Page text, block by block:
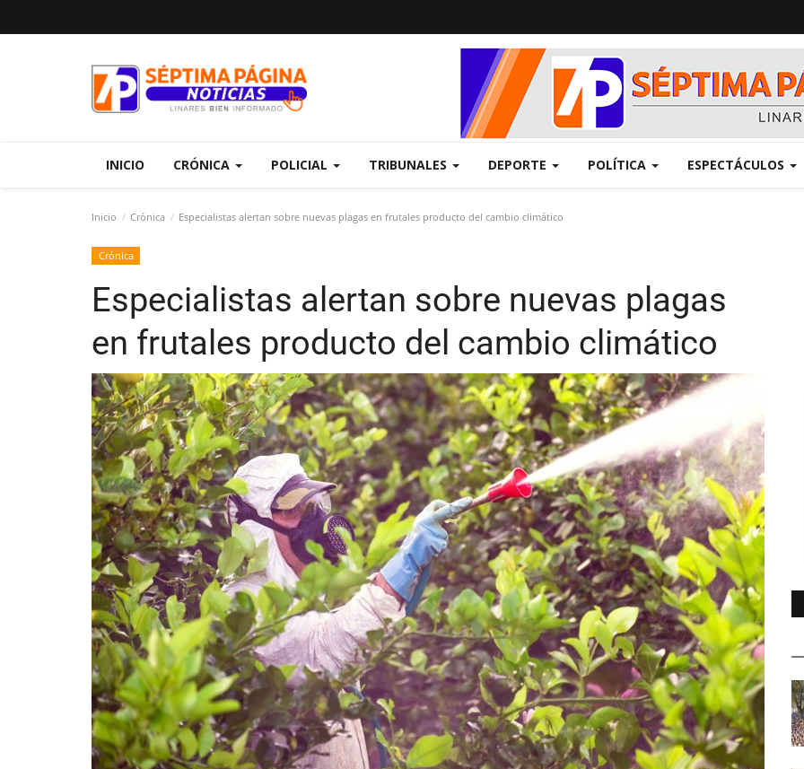
INICIO CRÓNICA POLICIAL TRIBUNALES DEPORTE POLÍTICA ESPECTÁCULOS
Inicio Crónica Especialistas alertan sobre nuevas plagas en frutales producto del cambio climático
Crónica
Especialistas alertan sobre nuevas plagas
en frutales producto del cambio climático